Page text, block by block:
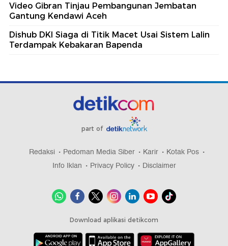
Video Gibran Tinjau Pembangunan Jembatan
Gantung Kendawi Aceh
Dishub DKI Siaga di Titik Macet Usai Sistem Lalin
Terdampak Kebakaran Bapenda
part of
Redaksi Pedoman Media Siber Karir
Kotak Pos
Info Iklan
Privacy Policy Disclaimer
Download aplikasi detikcom